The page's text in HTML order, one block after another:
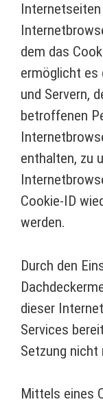
dem das
ermöglicht es
und Servern,
betroffenen
enthalten, zu
Cookie-ID
werden.
Durch den
dieser
Services
Setzung nicht
Mittels eines